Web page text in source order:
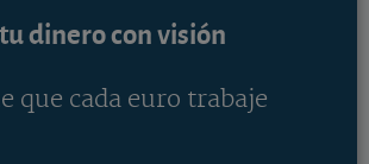
dinero con visión
que cada euro trabaje